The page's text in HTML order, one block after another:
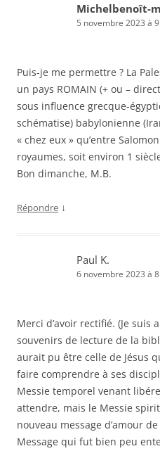
Michelbenoît-
5 novembre 2023 à
Puis-je me permettre ? La
un pays ROMAIN (+ ou –
sous influence grecque-
schématise) babylonienne
« chez eux » qu’entre
royaumes, soit environ 1
Bon dimanche, M.B.
Répondre ↓
Paul K.
6 novembre 2023 à
Merci d’avoir rectifié. (Je suis
souvenirs de lecture de la
aurait pu être celle de Jésus
faire comprendre à ses
Messie temporel venant
attendre, mais le Messie
nouveau message d’amour
Message qui fut bien peu